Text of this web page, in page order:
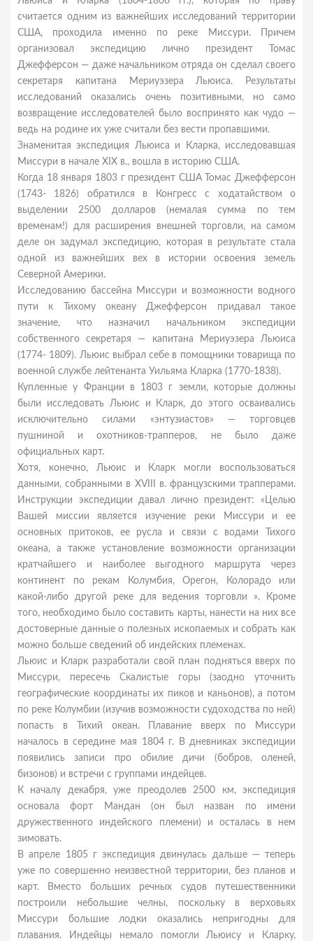
считается одним из важнейших исследований территории
США, проходила именно по реке Миссури. Причем
организовал экспедицию лично президент Томас
Джефферсон — даже начальником отряда он сделал своего
секретаря капитана Мериуэзера Льюиса. Результаты
исследований оказались очень позитивными, но само
возвращение исследователей было воспринято как чудо —
ведь на родине их уже считали без вести пропавшими.
Знаменитая экспедиция Льюиса и Кларка, исследовавшая
Миссури в начале XIX в., вошла в историю США.
Когда 18 января 1803 г президент США Томас Джефферсон
(1743- 1826) обратился в Конгресс с ходатайством о
выделении 2500 долларов (немалая сумма по тем
временам!) для расширения внешней торговли, на самом
деле он задумал экспедицию, которая в результате стала
одной из важнейших вех в истории освоения земель
Северной Америки.
Исследованию бассейна Миссури и возможности водного
пути к Тихому океану Джефферсон придавал такое
значение, что назначил начальником экспедиции
собственного секретаря — капитана Мериуэзера Льюиса
(1774- 1809). Льюис выбрал себе в помощники товарища по
военной службе лейтенанта Уильяма Кларка (1770-1838).
Купленные у Франции в 1803 г земли, которые должны
были исследовать Льюис и Кларк, до этого осваивались
исключительно силами «энтузиастов» — торговцев
пушниной и охотников-трапперов, не было даже
официальных карт.
Хотя, конечно, Льюис и Кларк могли воспользоваться
данными, собранными в XVIII в. французскими трапперами.
Инструкции экспедиции давал лично президент: «Целью
Вашей миссии является изучение реки Миссури и ее
основных притоков, ее русла и связи с водами Тихого
океана, а также установление возможности организации
кратчайшего и наиболее выгодного маршрута через
континент по рекам Колумбия, Орегон, Колорадо или
какой-либо другой реке для ведения торговли ». Кроме
того, необходимо было составить карты, нанести на них все
достоверные данные о полезных ископаемых и собрать как
можно больше сведений об индейских племенах.
Льюис и Кларк разработали свой план подняться вверх по
Миссури, пересечь Скалистые горы (заодно уточнить
географические координаты их пиков и каньонов), а потом
по реке Колумбии (изучив возможности судоходства по ней)
попасть в Тихий океан. Плавание вверх по Миссури
началось в середине мая 1804 г. В дневниках экспедиции
появились записи про обилие дичи (бобров, оленей,
бизонов) и встречи с группами индейцев.
К началу декабря, уже преодолев 2500 км, экспедиция
основала форт Мандан (он был назван по имени
дружественного индейского племени) и осталась в нем
зимовать.
В апреле 1805 г экспедиция двинулась дальше — теперь
уже по совершенно неизвестной территории, без планов и
карт. Вместо больших речных судов путешественники
построили небольшие челны, поскольку в верховьях
Миссури большие лодки оказались непригодны для
плавания. Индейцы немало помогли Льюису и Кларку,